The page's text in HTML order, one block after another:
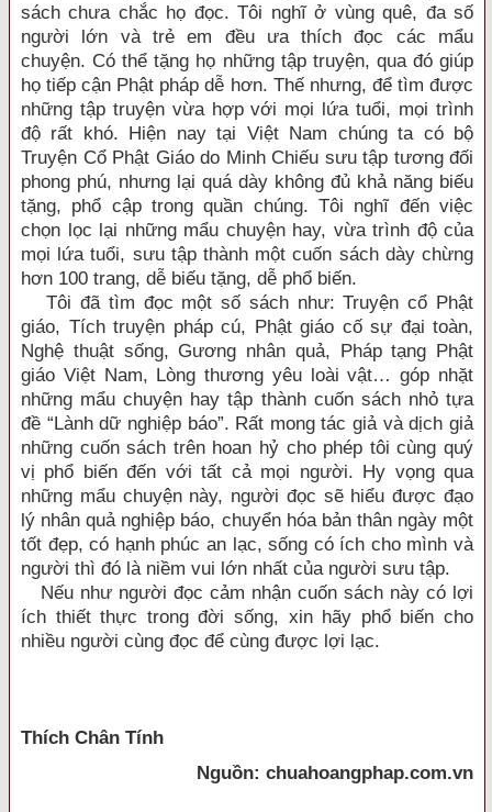
sách chưa chắc họ đọc. Tôi nghĩ ở vùng quê, đa số
người lớn và trẻ em đều ưa thích đọc các mẩu
chuyện. Có thể tặng họ những tập truyện, qua đó giúp
họ tiếp cận Phật pháp dễ hơn. Thế nhưng, để tìm được
những tập truyện vừa hợp với mọi lứa tuổi, mọi trình
độ rất khó. Hiện nay tại Việt Nam chúng ta có bộ
Truyện Cổ Phật Giáo do Minh Chiếu sưu tập tương đối
phong phú, nhưng lại quá dày không đủ khả năng biếu
tặng, phổ cập trong quần chúng. Tôi nghĩ đến việc
chọn lọc lại những mẩu chuyện hay, vừa trình độ của
mọi lứa tuổi, sưu tập thành một cuốn sách dày chừng
hơn 100 trang, dễ biếu tặng, dễ phổ biến.
Tôi đã tìm đọc một số sách như: Truyện cổ Phật
giáo, Tích truyện pháp cú, Phật giáo cố sự đại toàn,
Nghệ thuật sống, Gương nhân quả, Pháp tạng Phật
giáo Việt Nam, Lòng thương yêu loài vật… góp nhặt
những mẩu chuyện hay tập thành cuốn sách nhỏ tựa
đề “Lành dữ nghiệp báo”. Rất mong tác giả và dịch giả
những cuốn sách trên hoan hỷ cho phép tôi cùng quý
vị phổ biến đến với tất cả mọi người. Hy vọng qua
những mẩu chuyện này, người đọc sẽ hiểu được đạo
lý nhân quả nghiệp báo, chuyển hóa bản thân ngày một
tốt đẹp, có hạnh phúc an lạc, sống có ích cho mình và
người thì đó là niềm vui lớn nhất của người sưu tập.
Nếu như người đọc cảm nhận cuốn sách này có lợi
ích thiết thực trong đời sống, xin hãy phổ biến cho
nhiều người cùng đọc để cùng được lợi lạc.
Thích Chân Tính
Nguồn: chuahoangphap.com.vn